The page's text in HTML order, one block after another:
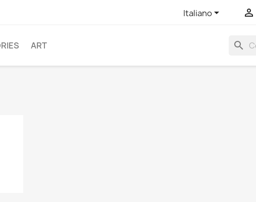
Italiano 
ART search